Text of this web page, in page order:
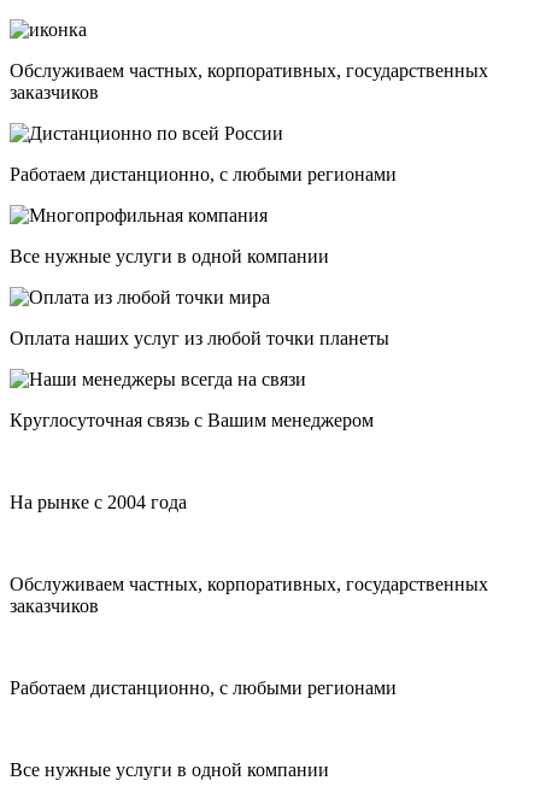
Обслуживаем частных, корпоративных, государственных
заказчиков
Работаем дистанционно, с любыми регионами
Все нужные услуги в одной компании
Оплата наших услуг из любой точки планеты
Круглосуточная связь с Вашим менеджером
На рынке с 2004 года
Обслуживаем частных, корпоративных, государственных
заказчиков
Работаем дистанционно, с любыми регионами
Все нужные услуги в одной компании